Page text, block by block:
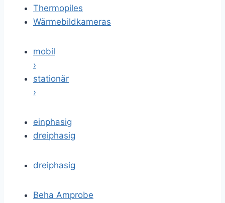
Thermopiles
Wärmebildkameras
mobil
›
stationär
›
einphasig
dreiphasig
dreiphasig
Beha Amprobe